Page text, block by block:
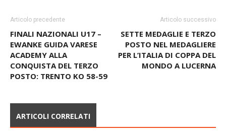
Articolo precedente
FINALI NAZIONALI U17 –
EWANKE GUIDA VARESE
ACADEMY ALLA
CONQUISTA DEL TERZO
POSTO: TRENTO KO 58-59
Articolo successivo
SETTE MEDAGLIE E TERZO
POSTO NEL MEDAGLIERE
PER L’ITALIA DI COPPA DEL
MONDO A LUCERNA
ARTICOLI CORRELATI